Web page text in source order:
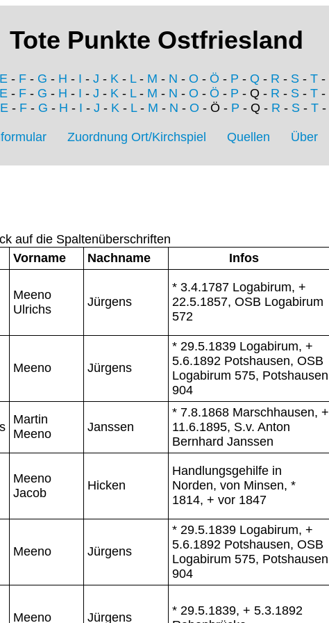
Tote Punkte Ostfriesland
E - F - G - H - I - J - K - L- M - N - O - Ö - P - Q - R - S - T -
E - F - G - H - I - J - K - L- M - N - O - Ö - P - Q - R - S - T -
E- F- G - H - I - J - K- L- M - N - O - Ö - P - Q - R - S- T-
Zuordnung Ort/Kirchspiel Quellen Über
auf die Spaltenüberschriften
Vorname Nachname Infos
Meeno
Ulrichs
Jürgens
* 3.4.1787 Logabirum, +
22.5.1857, OSB Logabirum
572
Meeno Jürgens
* 29.5.1839 Logabirum, +
5.6.1892 Potshausen, OSB
Logabirum 575, Potshausen
904
Martin
Meeno
Janssen
* 7.8.1868 Marschhausen, +
11.6.1895, S.v. Anton
Bernhard Janssen
Meeno
Jacob
Hicken
Handlungsgehilfe in
Norden, von Minsen, *
1814, + vor 1847
Meeno Jürgens
* 29.5.1839 Logabirum, +
5.6.1892 Potshausen, OSB
Logabirum 575, Potshausen
904
Meeno Jürgens
* 29.5.1839, + 5.3.1892